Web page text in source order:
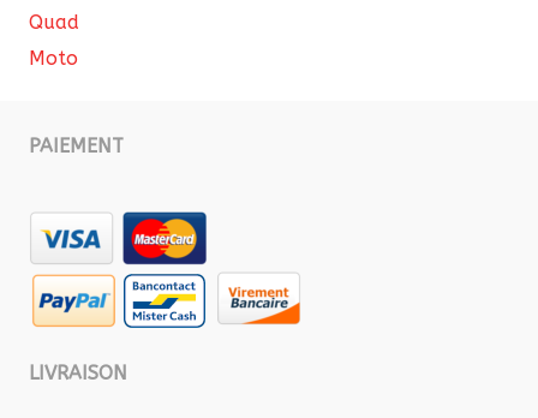
Quad
Moto
PAIEMENT
LIVRAISON